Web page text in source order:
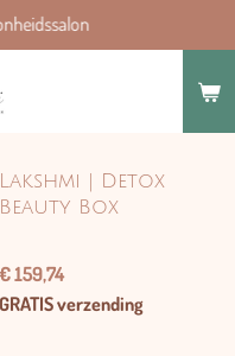
Lakshmi | Detox
Beauty Box
€ 159,74
GRATIS verzending